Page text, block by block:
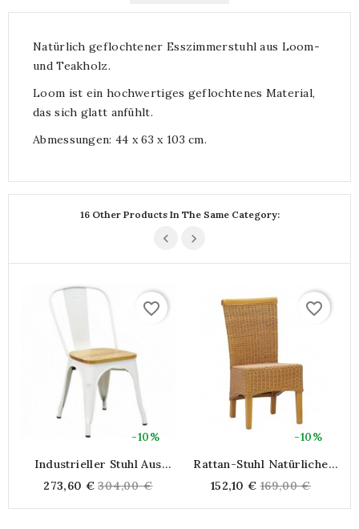
Natürlich geflochtener Esszimmerstuhl aus Loom-
und Teakholz.
Loom ist ein hochwertiges geflochtenes Material,
das sich glatt anfühlt.
Abmessungen: 44 x 63 x 103 cm.
16 Other Products In The Same Category:
-10%
favorite_border
Industrieller Stuhl Aus
Geöltem Ulmenholz
273,60 € Regular
price
304,00 €
-10%
favorite_border
Rattan-Stuhl Natürliche
152,10 € Regular
price
169,00 €